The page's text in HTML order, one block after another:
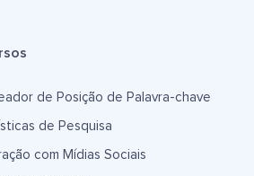
de Posição de Palavra-chave
de Pesquisa
com Mídias Sociais